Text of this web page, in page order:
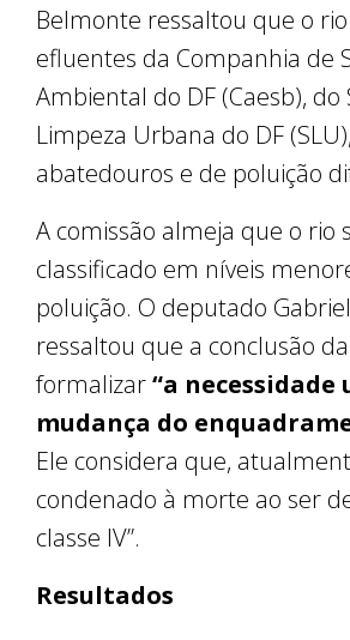
Belmonte ressaltou que o
efluentes da Companhia de
Ambiental do DF (Caesb), do
Limpeza Urbana do DF
abatedouros e de poluição
A comissão almeja que o rio
classificado em níveis
poluição. O deputado
ressaltou que a conclusão da
formalizar“a necessidade
mudança do
Ele considera que,
condenado à morte ao ser
classe IV”.
Resultados